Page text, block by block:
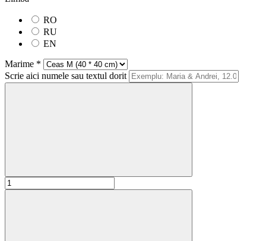
RO
RU
EN
Marime *
Scrie aici numele sau textul dorit